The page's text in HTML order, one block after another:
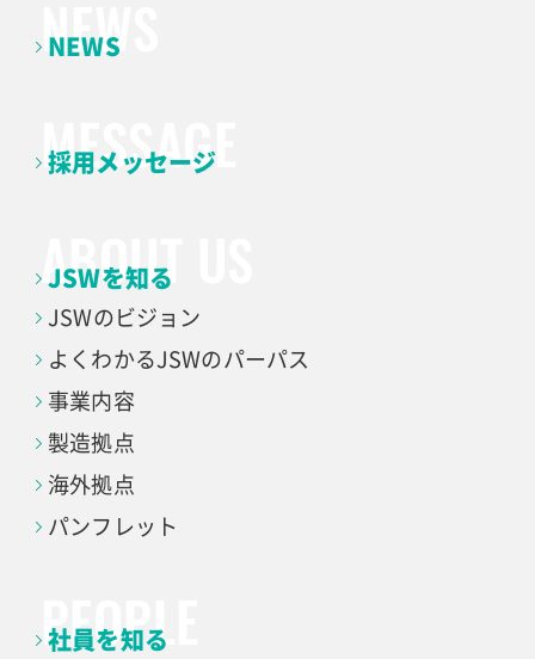
NEWS
採用メッセージ
JSWを知る
JSWのビジョン
よくわかるJSWのパーパス
事業内容
製造拠点
海外拠点
パンフレット
社員を知る